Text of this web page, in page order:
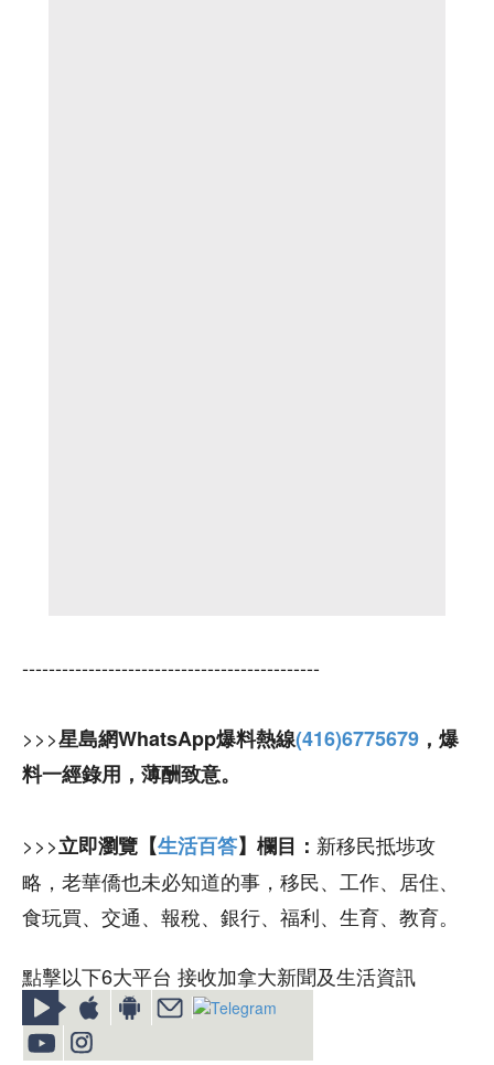
---------------------------------------------
>>>星島網WhatsApp爆料熱線(416)6775679 ，爆
料一經錄用，薄酬致意。
>>>立即瀏覽【生活百答】欄目： 新移民抵埗攻
略，老華僑也未必知道的事，移民、工作、居住、
食玩買、交通、報稅、銀行、福利、生育、教育。
點擊以下6大平台 接收加拿大新聞及生活資訊